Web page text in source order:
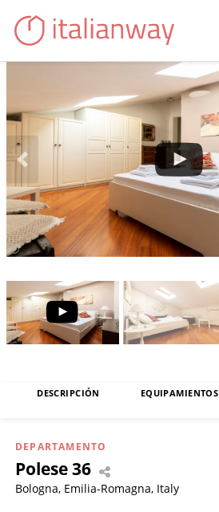
DESCRIPCIÓN EQUIPAMIENTOS
DEPARTAMENTO
Polese 36
Bologna, Emilia-Romagna, Italy